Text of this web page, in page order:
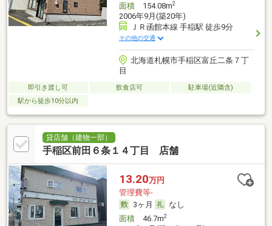
面積154.08m2
2006年9月(築20年)
ＪＲ函館本線 手稲駅 徒歩9分
その他の交通
北海道札幌市手稲区富丘二条７丁
目
即引き渡し可 飲食店可
駐車場(近隣含)
駅から徒歩10分以内
貸店舗（建物一部）
手稲区前田６条１４丁目 店舗
13.20万円
管理費等-
3ヶ月
なし
面積46.7m2